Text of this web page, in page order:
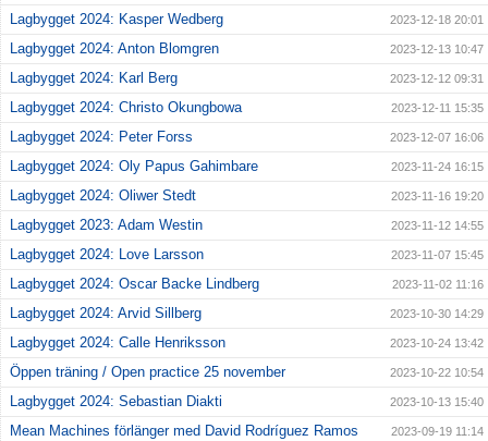
Lagbygget 2024: Kasper Wedberg 2023-12-18 20:01
Lagbygget 2024: Anton Blomgren 2023-12-13 10:47
Lagbygget 2024: Karl Berg 2023-12-12 09:31
Lagbygget 2024: Christo Okungbowa 2023-12-11 15:35
Lagbygget 2024: Peter Forss 2023-12-07 16:06
Lagbygget 2024: Oly Papus Gahimbare 2023-11-24 16:15
Lagbygget 2024: Oliwer Stedt 2023-11-16 19:20
Lagbygget 2023: Adam Westin 2023-11-12 14:55
Lagbygget 2024: Love Larsson 2023-11-07 15:45
Lagbygget 2024: Oscar Backe Lindberg 2023-11-02 11:16
Lagbygget 2024: Arvid Sillberg 2023-10-30 14:29
Lagbygget 2024: Calle Henriksson 2023-10-24 13:42
Öppen träning / Open practice 25 november 2023-10-22 10:54
Lagbygget 2024: Sebastian Diakti 2023-10-13 15:40
Mean Machines förlänger med David Rodríguez Ramos 2023-09-19 11:14